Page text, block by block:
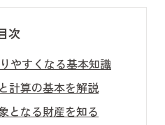
次
やすくなる基本知識
計算の基本を解説
となる財産を知る